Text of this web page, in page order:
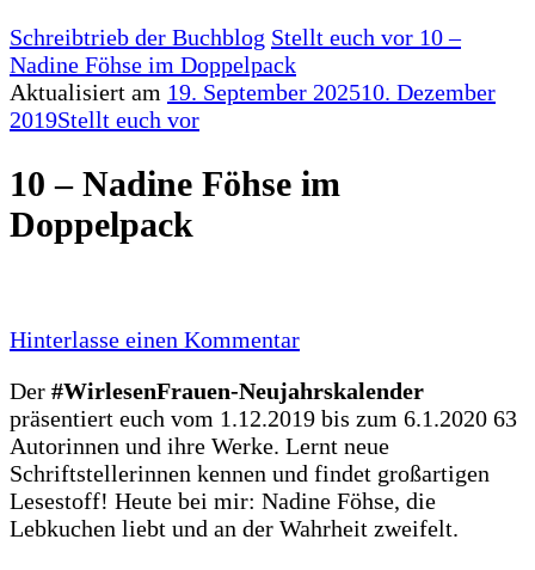
Schreibtrieb der Buchblog Stellt euch vor 10 –
Nadine Föhse im Doppelpack
Aktualisiert am 19. September 202510. Dezember
2019Stellt euch vor
10 – Nadine Föhse im
Doppelpack
Hinterlasse einen Kommentarzu
–
Nadine
Föhse
im
Doppelpack
Der #WirlesenFrauen-Neujahrskalender
präsentiert euch vom 1.12.2019 bis zum 6.1.2020 63
Autorinnen und ihre Werke. Lernt neue
Schriftstellerinnen kennen und findet großartigen
Lesestoff! Heute bei mir: Nadine Föhse, die
Lebkuchen liebt und an der Wahrheit zweifelt.